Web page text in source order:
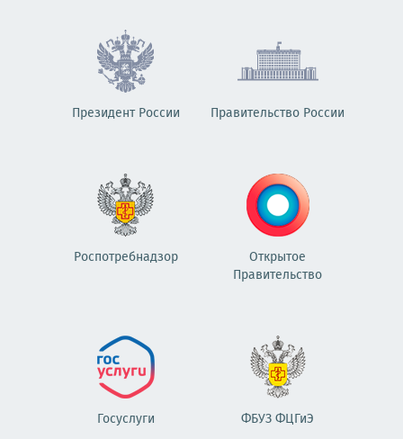
Президент России Правительство России
Роспотребнадзор
Открытое
Правительство
Госуслуги ФБУЗ ФЦГиЭ